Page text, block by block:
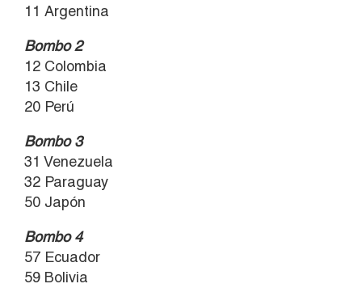
11 Argentina
Bombo 2
12 Colombia
13 Chile
20 Perú
Bombo 3
31 Venezuela
32 Paraguay
50 Japón
Bombo 4
57 Ecuador
59 Bolivia